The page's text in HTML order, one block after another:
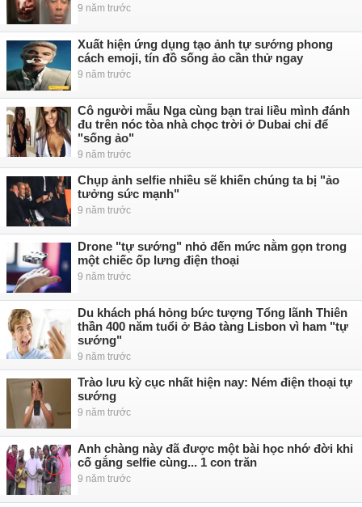
9 năm trước
Xuất hiện ứng dụng tạo ảnh tự sướng phong
cách emoji, tín đồ sống ảo cần thử ngay
9 năm trước
Cô người mẫu Nga cùng bạn trai liều mình đánh
đu trên nóc tòa nhà chọc trời ở Dubai chỉ để
"sống ảo"
9 năm trước
Chụp ảnh selfie nhiều sẽ khiến chúng ta bị "ảo
tưởng sức mạnh"
9 năm trước
Drone "tự sướng" nhỏ đến mức nằm gọn trong
một chiếc ốp lưng điện thoại
9 năm trước
Du khách phá hỏng bức tượng Tổng lãnh Thiên
thần 400 năm tuổi ở Bảo tàng Lisbon vì ham "tự
sướng"
9 năm trước
Trào lưu kỳ cục nhất hiện nay: Ném điện thoại tự
sướng
9 năm trước
Anh chàng này đã được một bài học nhớ đời khi
cố gắng selfie cùng... 1 con trăn
9 năm trước